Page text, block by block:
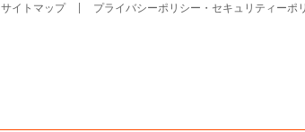
サイトマップ プライバシーポリシー・セキュリティーポ